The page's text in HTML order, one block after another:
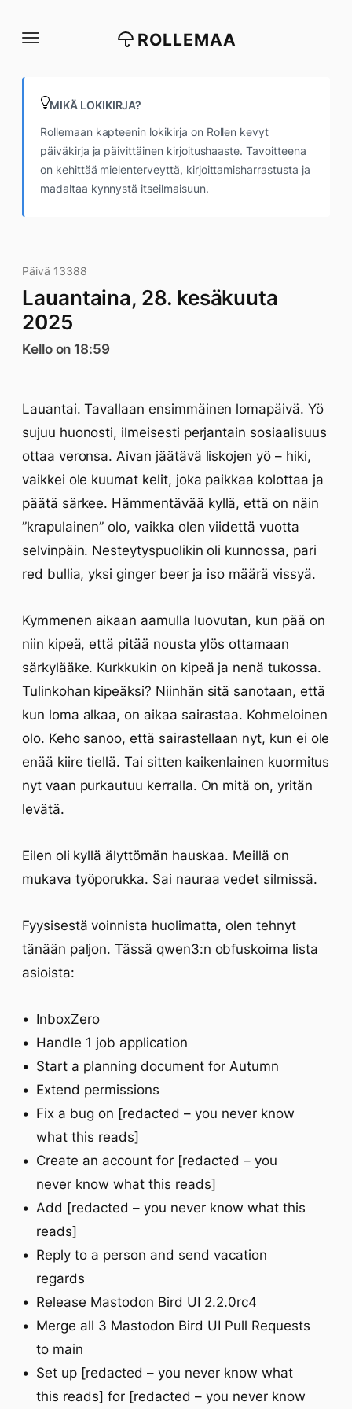
suoraan
ROLLEMAA
MIKÄ LOKIKIRJA?
Rollemaan kapteenin lokikirja on Rollen kevyt
päiväkirja ja päivittäinen kirjoitushaaste. Tavoitteena
on kehittää mielenterveyttä, kirjoittamisharrastusta ja
madaltaa kynnystä itseilmaisuun.
Päivä 13388
Lauantaina, 28. kesäkuuta
2025
Kello on 18:59
Lauantai. Tavallaan ensimmäinen lomapäivä. Yö
sujuu huonosti, ilmeisesti perjantain sosiaalisuus
ottaa veronsa. Aivan jäätävä liskojen yö – hiki,
vaikkei ole kuumat kelit, joka paikkaa kolottaa ja
päätä särkee. Hämmentävää kyllä, että on näin
”krapulainen” olo, vaikka olen viidettä vuotta
selvinpäin. Nesteytyspuolikin oli kunnossa, pari
red bullia, yksi ginger beer ja iso määrä vissyä.
Kymmenen aikaan aamulla luovutan, kun pää on
niin kipeä, että pitää nousta ylös ottamaan
särkylääke. Kurkkukin on kipeä ja nenä tukossa.
Tulinkohan kipeäksi? Niinhän sitä sanotaan, että
kun loma alkaa, on aikaa sairastaa. Kohmeloinen
olo. Keho sanoo, että sairastellaan nyt, kun ei ole
enää kiire tiellä. Tai sitten kaikenlainen kuormitus
nyt vaan purkautuu kerralla. On mitä on, yritän
levätä.
Eilen oli kyllä älyttömän hauskaa. Meillä on
mukava työporukka. Sai nauraa vedet silmissä.
Fyysisestä voinnista huolimatta, olen tehnyt
tänään paljon. Tässä qwen3:n obfuskoima lista
asioista:
InboxZero
Handle 1 job application
Start a planning document for Autumn
Extend permissions
Fix a bug on [redacted – you never know
what this reads]
Create an account for [redacted – you
never know what this reads]
Add [redacted – you never know what this
reads]
Reply to a person and send vacation
regards
Release Mastodon Bird UI 2.2.0rc4
Merge all 3 Mastodon Bird UI Pull Requests
to main
Set up [redacted – you never know what
this reads] for [redacted – you never know